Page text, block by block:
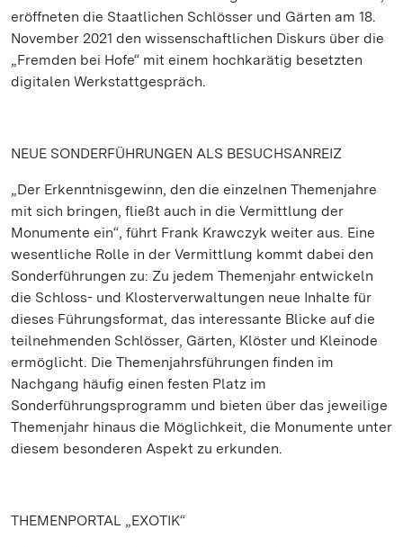
eröffneten die Staatlichen Schlösser und Gärten am 18.
November 2021 den wissenschaftlichen Diskurs über die
„Fremden bei Hofe“ mit einem hochkarätig besetzten
digitalen Werkstattgespräch.
NEUE SONDERFÜHRUNGEN ALS BESUCHSANREIZ
„Der Erkenntnisgewinn, den die einzelnen Themenjahre
mit sich bringen, fließt auch in die Vermittlung der
Monumente ein“, führt Frank Krawczyk weiter aus. Eine
wesentliche Rolle in der Vermittlung kommt dabei den
Sonderführungen zu: Zu jedem Themenjahr entwickeln
die Schloss- und Klosterverwaltungen neue Inhalte für
dieses Führungsformat, das interessante Blicke auf die
teilnehmenden Schlösser, Gärten, Klöster und Kleinode
ermöglicht. Die Themenjahrsführungen finden im
Nachgang häufig einen festen Platz im
Sonderführungsprogramm und bieten über das jeweilige
Themenjahr hinaus die Möglichkeit, die Monumente unter
diesem besonderen Aspekt zu erkunden.
THEMENPORTAL „EXOTIK“